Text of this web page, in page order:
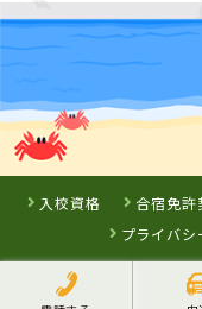
3位
静岡
浜松自動車学
申 込
7位
入校資格 合宿免許
プライバシ